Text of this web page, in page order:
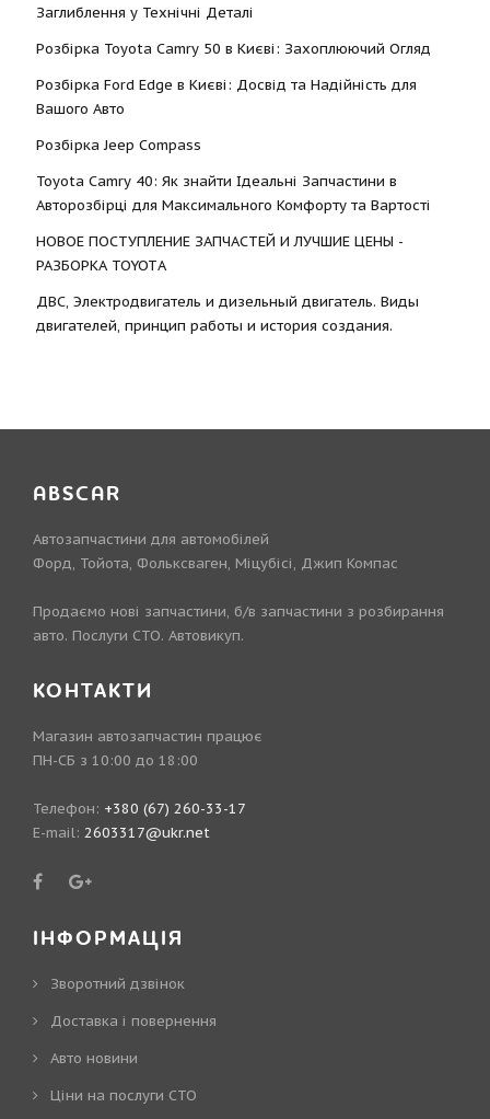
Заглиблення у Технічні Деталі
Розбірка Toyota Camry 50 в Києві: Захоплюючий Огляд
Розбірка Ford Edge в Києві: Досвід та Надійність для
Вашого Авто
Розбірка Jeep Compass
Toyota Camry 40: Як знайти Ідеальні Запчастини в
Авторозбірці для Максимального Комфорту та Вартості
НОВОЕ ПОСТУПЛЕНИЕ ЗАПЧАСТЕЙ И ЛУЧШИЕ ЦЕНЫ -
РАЗБОРКА TOYOTА
ДВС, Электродвигатель и дизельный двигатель. Виды
двигателей, принцип работы и история создания.
ABSCAR
Автозапчастини для автомобілей
Форд, Тойота, Фольксваген, Міцубісі, Джип Компас
Продаємо нові запчастини, б/в запчастини з розбирання
авто. Послуги СТО. Автовикуп.
КОНТАКТИ
Магазин автозапчастин працює
ПН-СБ з 10:00 до 18:00
Телефон: +380 (67) 260-33-17
E-mail: 2603317@ukr.net
ІНФОРМАЦІЯ
Зворотний дзвінок
Доставка і повернення
Авто новини
Ціни на послуги СТО